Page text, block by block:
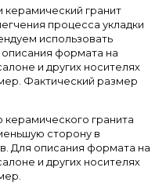
керамический гранит
процесса укладки
использовать
формата на
и других носителях
Фактический размер
гранита
сторону в
Для описания формата на
и других носителях